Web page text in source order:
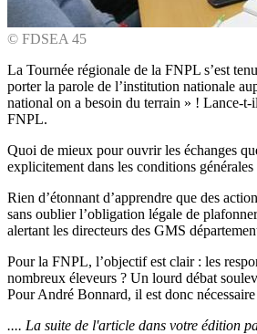
© FDSEA 45
La Tournée régionale de la FNPL s’est
porter la parole de l’institution nationale
national on a besoin du terrain » ! Lance-
FNPL.
Quoi de mieux pour ouvrir les échanges
explicitement dans les conditions
Rien d’étonnant d’apprendre que des
sans oublier l’obligation légale de
alertant les directeurs des GMS
Pour la FNPL, l’objectif est clair : les
nombreux éleveurs ? Un lourd débat
Pour André Bonnard, il est donc
.... La suite de l'article dans votre édition